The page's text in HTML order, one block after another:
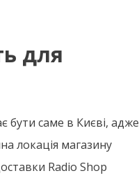
для
бути саме в Києві, адже
локація магазину
Radio Shop